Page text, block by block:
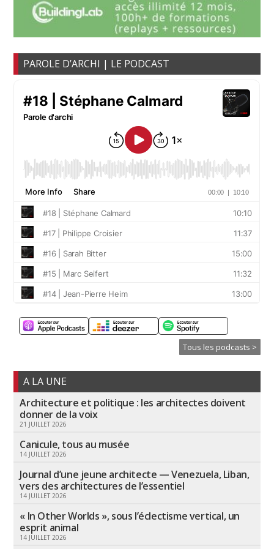
PAROLE D’ARCHI | LE PODCAST
Tous les podcasts >
A LA UNE
Architecture et politique : les architectes doivent
donner de la voix
21 JUILLET 2026
Canicule, tous au musée
14 JUILLET 2026
Journal d’une jeune architecte — Venezuela, Liban,
vers des architectures de l’essentiel
14 JUILLET 2026
« In Other Worlds », sous l’éclectisme vertical, un
esprit animal
14 JUILLET 2026